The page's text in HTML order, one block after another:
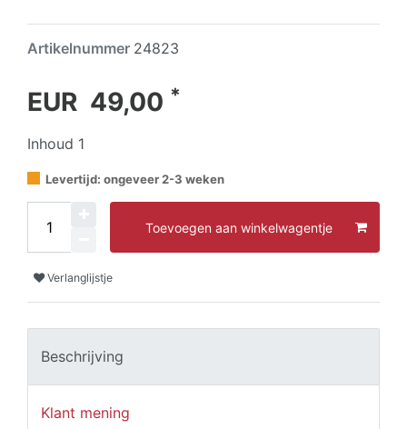
Artikelnummer 24823
EUR 49,00 *
Inhoud 1
Levertijd: ongeveer 2-3 weken
Toevoegen aan winkelwagentje
Verlanglijstje
Beschrijving
Klant mening